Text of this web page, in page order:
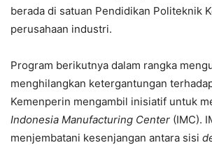
berada di satuan Pendidikan Politeknik
perusahaan industri.
Program berikutnya dalam rangka
menghilangkan ketergantungan
Kemenperin mengambil inisiatif untuk
Indonesia Manufacturing Center (IMC).
menjembatani kesenjangan antara sisi